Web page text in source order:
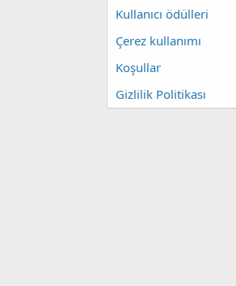
Kullanıcı ödülleri
Çerez kullanımı
Koşullar
Gizlilik Politikası